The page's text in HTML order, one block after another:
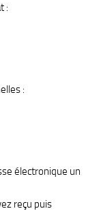
:
:
électronique un
reçu puis